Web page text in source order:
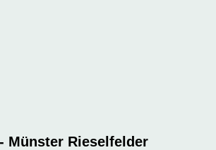
Münster Rieselfelder